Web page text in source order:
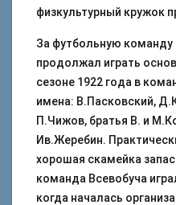
физкультурный кружок
За футбольную
продолжал играть
сезоне 1922 года в
имена: В.Пасковский,
П.Чижов, братья В. и
Ив.Жеребин.
хорошая скамейка
команда Всевобуча
когда началась